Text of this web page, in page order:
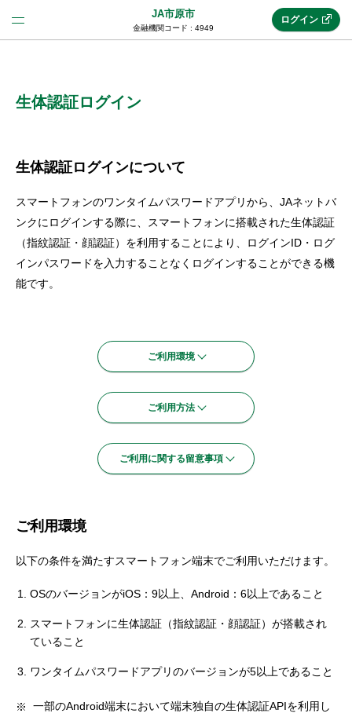
JA市原市
金融機関コード : 4949
(法人JAネットバンク)
メリット
ログイン
生体認証ログイン
生体認証ログインについて
スマートフォンのワンタイムパスワードアプリから、JAネットバ
ンクにログインする際に、スマートフォンに搭載された生体認証
（指紋認証・顔認証）を利用することにより、ログインID・ログ
インパスワードを入力することなくログインすることができる機
能です。
ご利用環境
ご利用方法
ご利用に関する留意事項
ご利用環境
以下の条件を満たすスマートフォン端末でご利用いただけます。
OSのバージョンがiOS：9以上、Android：6以上であること
スマートフォンに生体認証（指紋認証・顔認証）が搭載され
ていること
ワンタイムパスワードアプリのバージョンが5以上であること
一部のAndroid端末において端末独自の生体認証APIを利用し